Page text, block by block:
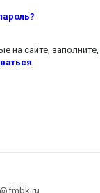
на сайте,